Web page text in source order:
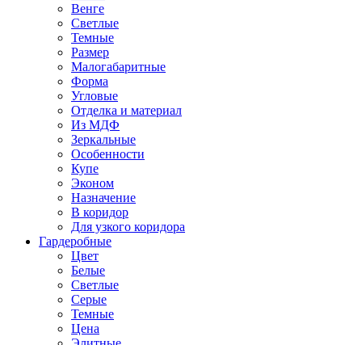
Венге
Светлые
Темные
Размер
Малогабаритные
Форма
Угловые
Отделка и материал
Из МДФ
Зеркальные
Особенности
Купе
Эконом
Назначение
В коридор
Для узкого коридора
Гардеробные
Цвет
Белые
Светлые
Серые
Темные
Цена